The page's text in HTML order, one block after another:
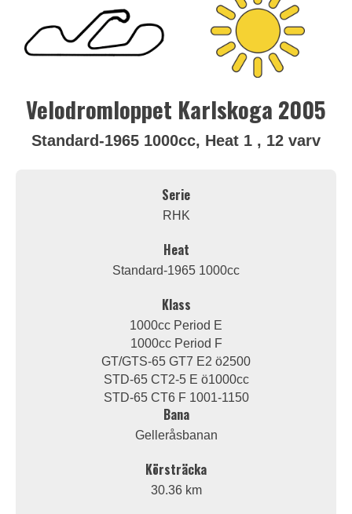
Velodromloppet Karlskoga 2005
Standard-1965 1000cc, Heat 1 , 12 varv
Serie
RHK
Heat
Standard-1965 1000cc
Klass
1000cc Period E
1000cc Period F
GT/GTS-65 GT7 E2 ö2500
STD-65 CT2-5 E ö1000cc
STD-65 CT6 F 1001-1150
Bana
Gelleråsbanan
Körsträcka
30.36 km